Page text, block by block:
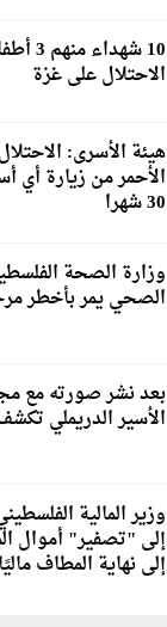
10
الاحتلال على غزة
هيئة الأسرى:
الأحمر من زيارة أي
30 شهرا
وزارة الصحة
الصحي يمر بأخطر
بعد نشر صورته مع
الأسير الدريملي
وزير المالية
إلى "تصفير" أموال
إلى نهاية المطاف ماليًا